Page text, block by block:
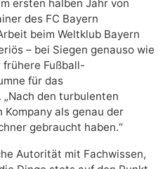
ersten halben Jahr von
des FC Bayern
beim Weltklub Bayern
– bei Siegen genauso wie
frühere Fußball-
für das
den turbulenten
als genau der
gebraucht haben.“
Autorität mit Fachwissen,